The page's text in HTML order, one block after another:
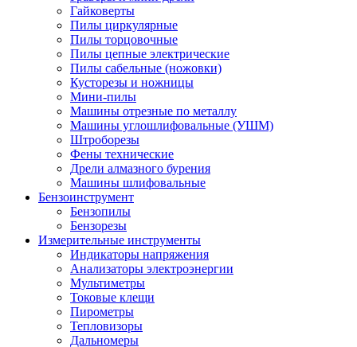
Гайковерты
Пилы циркулярные
Пилы торцовочные
Пилы цепные электрические
Пилы сабельные (ножовки)
Кусторезы и ножницы
Мини-пилы
Машины отрезные по металлу
Машины углошлифовальные (УШМ)
Штроборезы
Фены технические
Дрели алмазного бурения
Машины шлифовальные
Бензоинструмент
Бензопилы
Бензорезы
Измерительные инструменты
Индикаторы напряжения
Анализаторы электроэнергии
Мультиметры
Токовые клещи
Пирометры
Тепловизоры
Дальномеры